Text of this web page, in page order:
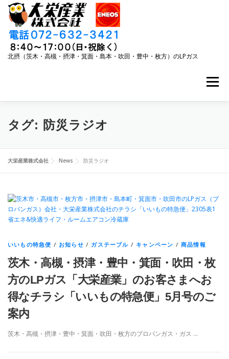
北摂（茨木・高槻・摂津・箕面・島本・吹田・豊中・枚方）のLPガス
メニュー
事業内容 キャンペーン
リフォーム 大栄産業について
タグ: 防災ラジオ
大栄産業株式会社 News 防災ラジオ
いいもの特急便 /お知らせ / ガステーブル / キャンペーン /商品情報
茨木・高槻・摂津・豊中・箕面・吹田・枚
方のLPガス「大栄産業」のお客さまへお
得なチラシ「いいもの特急便」5月号のご
案内
茨木・高槻・摂津・豊中・箕面・吹田・枚方のプロパンガス・ガス …